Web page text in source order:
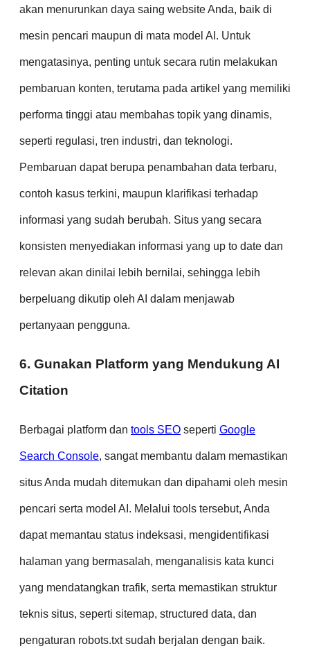
akan menurunkan daya saing website Anda, baik di
mesin pencari maupun di mata model AI. Untuk
mengatasinya, penting untuk secara rutin melakukan
pembaruan konten, terutama pada artikel yang memiliki
performa tinggi atau membahas topik yang dinamis,
seperti regulasi, tren industri, dan teknologi.
Pembaruan dapat berupa penambahan data terbaru,
contoh kasus terkini, maupun klarifikasi terhadap
informasi yang sudah berubah. Situs yang secara
konsisten menyediakan informasi yang up to date dan
relevan akan dinilai lebih bernilai, sehingga lebih
berpeluang dikutip oleh AI dalam menjawab
pertanyaan pengguna.
6. Gunakan Platform yang Mendukung AI
Citation
Berbagai platform dan tools SEO seperti Google
Search Console, sangat membantu dalam memastikan
situs Anda mudah ditemukan dan dipahami oleh mesin
pencari serta model AI. Melalui tools tersebut, Anda
dapat memantau status indeksasi, mengidentifikasi
halaman yang bermasalah, menganalisis kata kunci
yang mendatangkan trafik, serta memastikan struktur
teknis situs, seperti sitemap, structured data, dan
pengaturan robots.txt sudah berjalan dengan baik.